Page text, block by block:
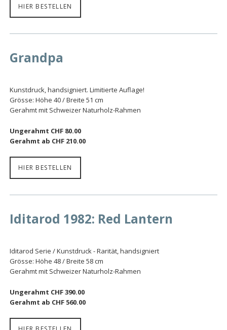
HIER BESTELLEN
Grandpa
Kunstdruck, handsigniert. Limitierte Auflage!
Grösse: Höhe 40 / Breite 51 cm
Gerahmt mit Schweizer Naturholz-Rahmen
Ungerahmt CHF 80.00
Gerahmt ab CHF 210.00
HIER BESTELLEN
Iditarod 1982: Red Lantern
Iditarod Serie / Kunstdruck - Rarität, handsigniert
Grösse: Höhe 48 / Breite 58 cm
Gerahmt mit Schweizer Naturholz-Rahmen
Ungerahmt CHF 390.00
Gerahmt ab CHF 560.00